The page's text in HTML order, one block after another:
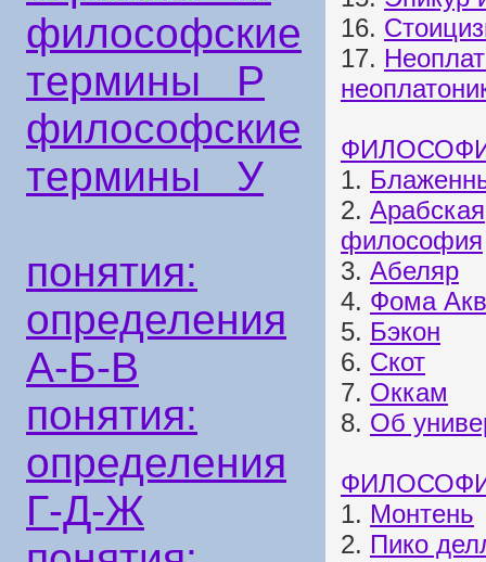
философские
термины Р
философские
термины У
понятия:
определения
А-Б-В
понятия:
определения
Г-Д-Ж
16.
17.
1.
2.
философия
3. Абеляр
4. Фома
5. Бэкон
6. Скот
7. Оккам
8. Об
1. Монтень
2. Пико